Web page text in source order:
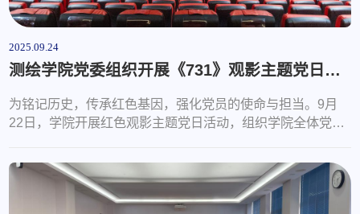
2025.09.24
测绘学院党委组织开展《731》观影主题党日活动
为铭记历史，传承红色基因，强化党员的使命与担当。9月
22日，学院开展红色观影主题党日活动，组织学院全体党员
日军第七三一部队的细菌战暴行，揭露了活体实验等反人类
罪行。电影中呈现的暴行，如细菌战、活体解剖、冻伤实验
等，均有大量历史档案与国际审判材料作为支撑。据战后多